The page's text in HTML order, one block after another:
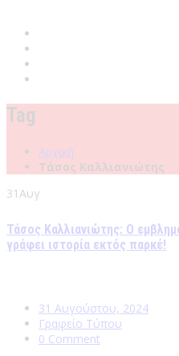
Tag
Αρχική
Τάσος Καλλιανιώτης
31 Αυγ
Τάσος Καλλιανιώτης: Ο
γράφει ιστορία εκτός παρκέ!
31 Αυγούστου, 2024
Γραφείο Τύπου
0 Comment